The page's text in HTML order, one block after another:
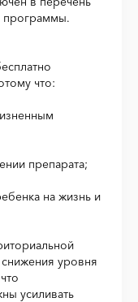
программы.
что:
препарата;
на жизнь и
уровня
усиливать